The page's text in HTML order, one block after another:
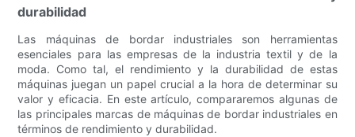
durabilidad
Las máquinas de bordar industriales son herramientas
esenciales para las empresas de la industria textil y de la
moda. Como tal, el rendimiento y la durabilidad de estas
máquinas juegan un papel crucial a la hora de determinar su
valor y eficacia. En este artículo, compararemos algunas de
las principales marcas de máquinas de bordar industriales en
términos de rendimiento y durabilidad.